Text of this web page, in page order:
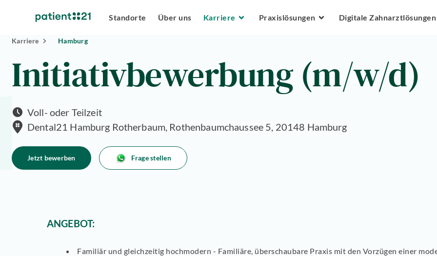
Standorte
Über uns Karriere Praxislösungen Digitale Zahnarztlösungen
Über
uns
Karriere Hamburg
Initiativbewerbung (m/w/d)
Voll- oder Teilzeit
Dental21 Hamburg Rotherbaum, Rothenbaumchaussee 5, 20148 Hamburg
Jetzt bewerben Frage stellen
ANGEBOT:
Familiär und gleichzeitig hochmodern - Familiäre, überschaubare Praxis mit den Vorzügen einer